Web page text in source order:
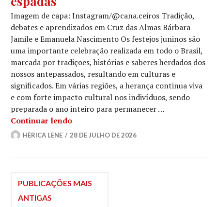
Imagem de capa: Instagram/@cana.ceiros Tradição,
debates e aprendizados em Cruz das Almas Bárbara
Jamile e Emanuela Nascimento Os festejos juninos são
uma importante celebração realizada em todo o Brasil,
marcada por tradições, histórias e saberes herdados dos
nossos antepassados, resultando em culturas e
significados. Em várias regiões, a herança continua viva
e com forte impacto cultural nos indivíduos, sendo
preparada o ano inteiro para permanecer …
Continuar lendoO poder simbólico da guerra de
HÉRICA LENE 28 DE JULHO DE 2026
Navegação
PUBLICAÇÕES MAIS
ANTIGAS